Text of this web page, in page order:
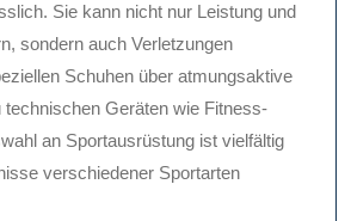
Sie kann nicht nur Leistung und
sondern auch Verletzungen
Schuhen über atmungsaktive
technischen Geräten wie Fitness-
an Sportausrüstung ist vielfältig
verschiedener Sportarten